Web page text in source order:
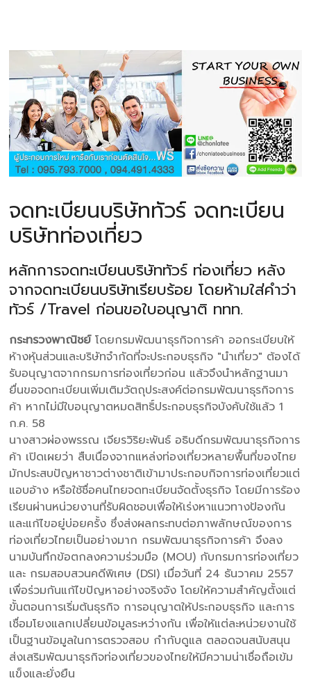
จดทะเบียนบริษัททัวร์ จดทะเบียน
บริษัทท่องเที่ยว
หลักการจดทะเบียนบริษัททัวร์ ท่องเที่ยว หลัง
จากจดทะเบียนบริษัทเรียบร้อย โดยห้ามใส่คำว่า
ทัวร์ /Travel ก่อนขอใบอนุญาติ ททท.
กระทรวงพาณิชย์โดยกรมพัฒนาธุรกิจการค้า ออกระเบียบให้
ห้างหุ้นส่วนและบริษัทจำกัดที่จะประกอบธุรกิจ "นำเที่ยว" ต้องได้
รับอนุญาตจากกรมการท่องเที่ยวก่อน แล้วจึงนำหลักฐานมา
ยื่นขอจดทะเบียนเพิ่มเติมวัตถุประสงค์ต่อกรมพัฒนาธุรกิจการ
ค้า หากไม่มีใบอนุญาตหมดสิทธิ์ประกอบธุรกิจบังคับใช้แล้ว 1
ก.ค. 58
นางสาวผ่องพรรณ เจียรวิริยะพันธ์ อธิบดีกรมพัฒนาธุรกิจการ
ค้า เปิดเผยว่า สืบเนื่องจากแหล่งท่องเที่ยวหลายพื้นที่ของไทย
มักประสบปัญหาชาวต่างชาติเข้ามาประกอบกิจการท่องเที่ยวแต่
แอบอ้าง หรือใช้ชื่อคนไทยจดทะเบียนจัดตั้งธุรกิจ โดยมีการร้อง
เรียนผ่านหน่วยงานที่รับผิดชอบเพื่อให้เร่งหาแนวทางป้องกัน
และแก้ไขอยู่บ่อยครั้ง ซึ่งส่งผลกระทบต่อภาพลักษณ์ของการ
ท่องเที่ยวไทยเป็นอย่างมาก กรมพัฒนาธุรกิจการค้า จึงลง
นามบันทึกข้อตกลงความร่วมมือ (MOU) กับกรมการท่องเที่ยว
และ กรมสอบสวนคดีพิเศษ (DSI) เมื่อวันที่ 24 ธันวาคม 2557
เพื่อร่วมกันแก้ไขปัญหาอย่างจริงจัง โดยให้ความสำคัญตั้งแต่
ขั้นตอนการเริ่มต้นธุรกิจ การอนุญาตให้ประกอบธุรกิจ และการ
เชื่อมโยงแลกเปลี่ยนข้อมูลระหว่างกัน เพื่อให้แต่ละหน่วยงานใช้
เป็นฐานข้อมูลในการตรวจสอบ กำกับดูแล ตลอดจนสนับสนุน
ส่งเสริมพัฒนาธุรกิจท่องเที่ยวของไทยให้มีความน่าเชื่อถือเข้ม
แข็งและยั่งยืน